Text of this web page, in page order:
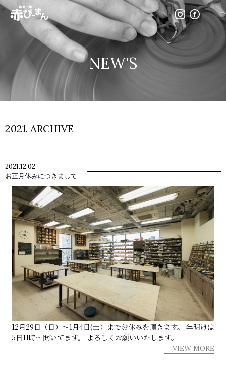
イベント・出張陶芸・体験陶芸は福岡市の陶芸教室赤
NEW'S
2021. ARCHIVE
2021.12.02
お正月休みにつきまして
12月29日（日）～1月4日(土）までお休みを頂きます。 年明けは
5日11時～開いてます。 よろしくお願いいたします。
VIEW MORE